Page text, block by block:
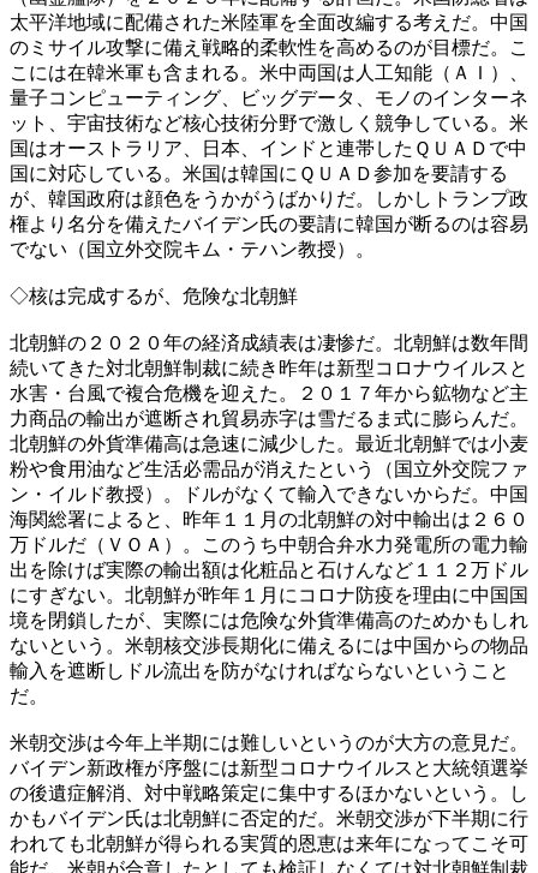
太平洋地域に配備された米陸軍を全面改編する考えだ。中国
のミサイル攻撃に備え戦略的柔軟性を高めるのが目標だ。こ
こには在韓米軍も含まれる。米中両国は人工知能（ＡＩ）、
量子コンピューティング、ビッグデータ、モノのインターネ
ット、宇宙技術など核心技術分野で激しく競争している。米
国はオーストラリア、日本、インドと連帯したＱＵＡＤで中
国に対応している。米国は韓国にＱＵＡＤ参加を要請する
が、韓国政府は顔色をうかがうばかりだ。しかしトランプ政
権より名分を備えたバイデン氏の要請に韓国が断るのは容易
でない（国立外交院キム・テハン教授）。
◇核は完成するが、危険な北朝鮮
北朝鮮の２０２０年の経済成績表は凄惨だ。北朝鮮は数年間
続いてきた対北朝鮮制裁に続き昨年は新型コロナウイルスと
水害・台風で複合危機を迎えた。２０１７年から鉱物など主
力商品の輸出が遮断され貿易赤字は雪だるま式に膨らんだ。
北朝鮮の外貨準備高は急速に減少した。最近北朝鮮では小麦
粉や食用油など生活必需品が消えたという（国立外交院ファ
ン・イルド教授）。ドルがなくて輸入できないからだ。中国
海関総署によると、昨年１１月の北朝鮮の対中輸出は２６０
万ドルだ（ＶＯＡ）。このうち中朝合弁水力発電所の電力輸
出を除けば実際の輸出額は化粧品と石けんなど１１２万ドル
にすぎない。北朝鮮が昨年１月にコロナ防疫を理由に中国国
境を閉鎖したが、実際には危険な外貨準備高のためかもしれ
ないという。米朝核交渉長期化に備えるには中国からの物品
輸入を遮断しドル流出を防がなければならないということ
だ。
米朝交渉は今年上半期には難しいというのが大方の意見だ。
バイデン新政権が序盤には新型コロナウイルスと大統領選挙
の後遺症解消、対中戦略策定に集中するほかないという。し
かもバイデン氏は北朝鮮に否定的だ。米朝交渉が下半期に行
われても北朝鮮が得られる実質的恩恵は来年になってこそ可
能だ。米朝が合意したとしても検証しなくては対北朝鮮制裁